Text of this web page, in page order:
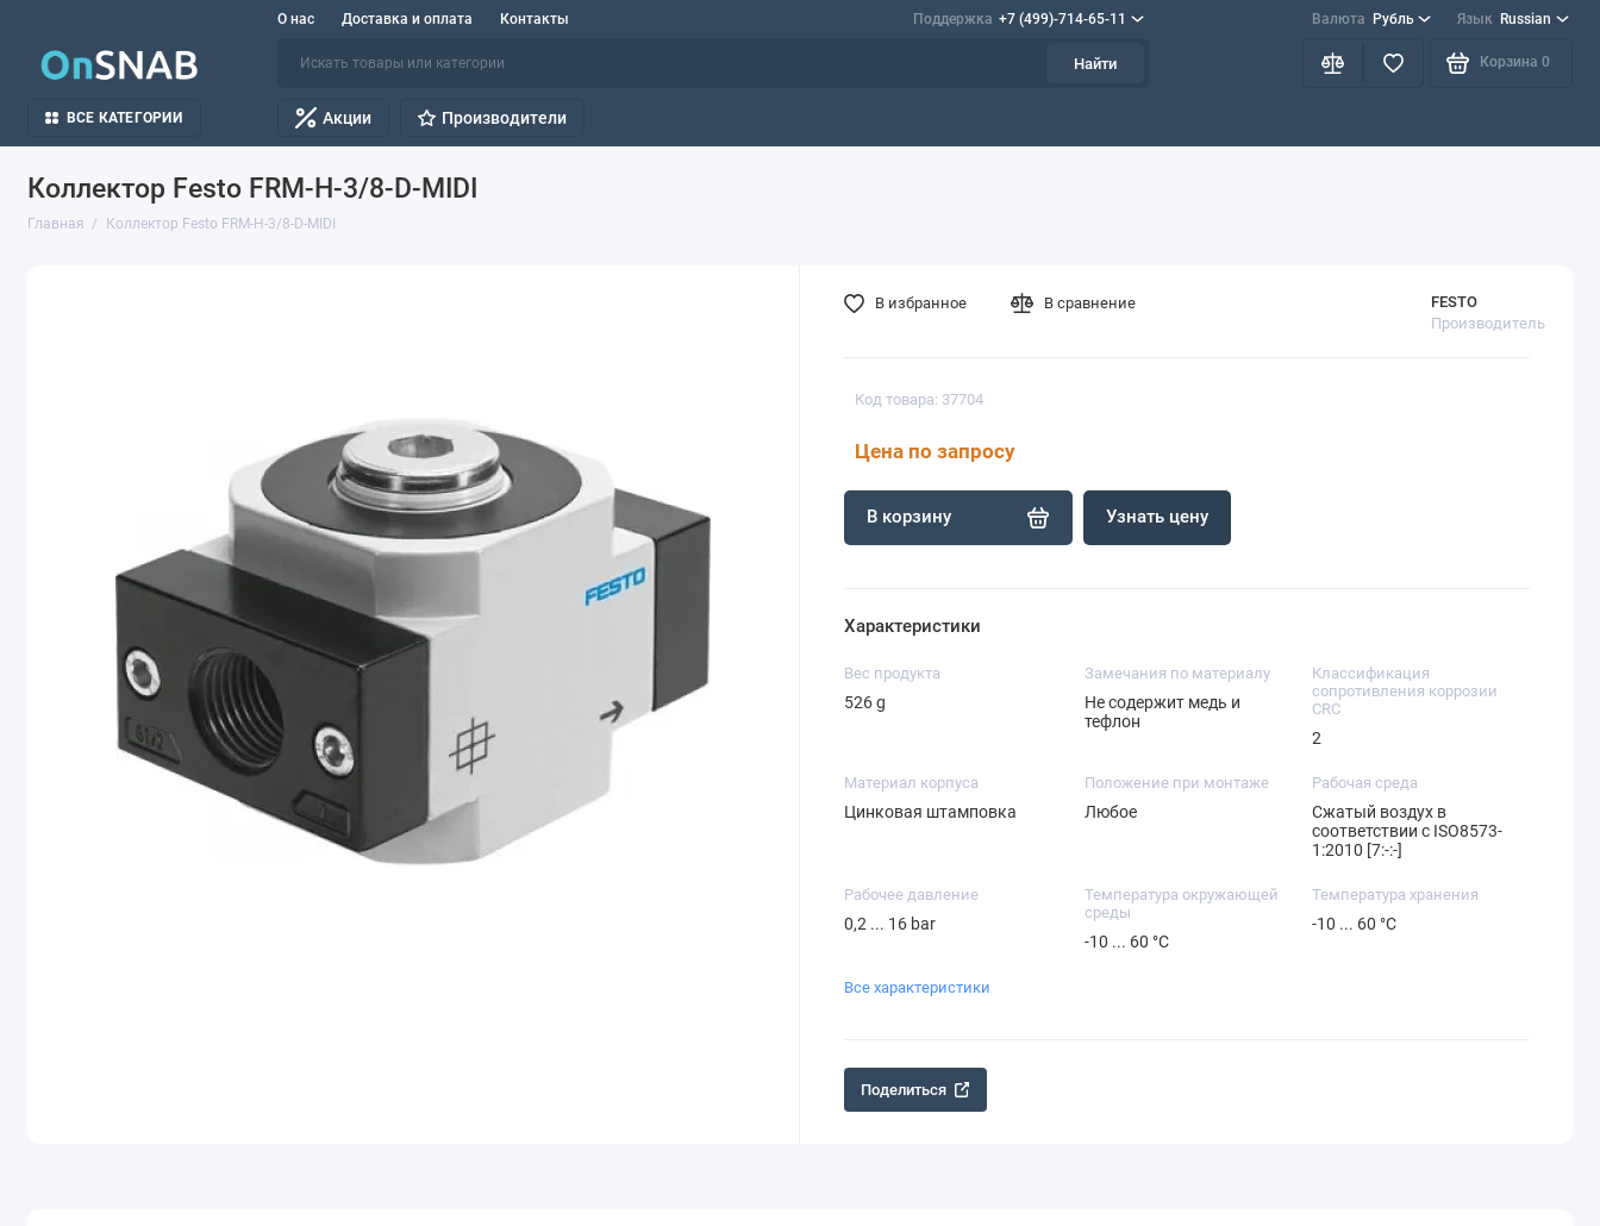
О нас Доставка и оплата Контакты Поддержка +7 (499)-714-65-11 Валюта Рубль Язык Russian
Найти Корзина 0
ВСЕ КАТЕГОРИИ Акции Производители
Коллектор Festo FRM-H-3/8-D-MIDI
Главная Коллектор Festo FRM-H-3/8-D-MIDI
Код товара: 37704
Цена по запросу
FESTO
Производитель
В корзину Узнать цену
В избранное В сравнение
Характеристики
Вес продукта
526 g
Замечания по материалу
Не содержит медь и
тефлон
Классификация
сопротивления коррозии
CRC
2
Материал корпуса
Цинковая штамповка
Положение при монтаже
Любое
Рабочая среда
Сжатый воздух в
соответствии с ISO8573-
1:2010 [7:-:-]
Рабочее давление
0,2 ... 16 bar
Температура окружающей
среды
-10 ... 60 °C
Температура хранения
-10 ... 60 °C
Все характеристики
Поделиться